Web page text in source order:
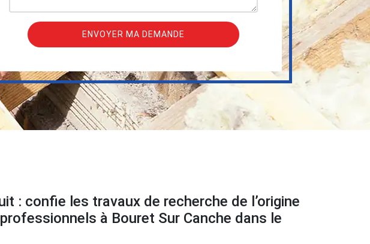
: confie les travaux de recherche de l’origine
à Bouret Sur Canche dans le